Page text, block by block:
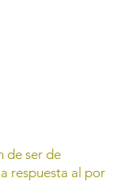
de ser de
respuesta al por